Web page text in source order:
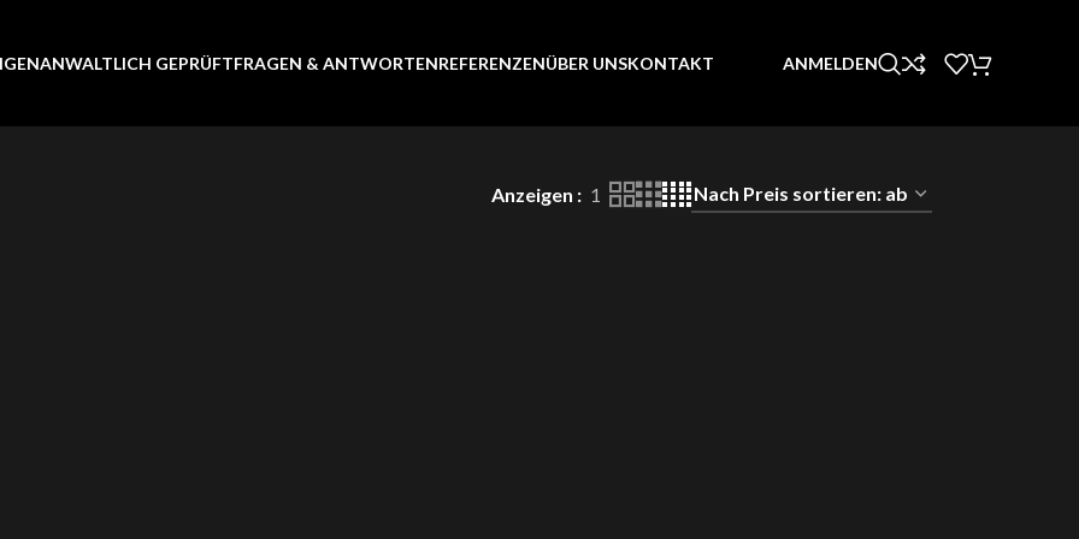
ANWALTLICH GEPRÜFTFRAGEN & ANTWORTENREFERENZENÜBER UNSKONTAKT ANMELDEN
Anzeigen 1